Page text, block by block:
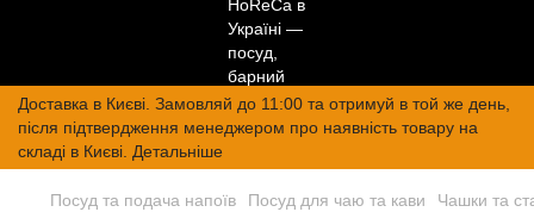
Доставка в Києві. Замовляй до 11:00 та отримуй в той же день,
після підтвердження менеджером про наявність товару на
складі в Києві. Детальніше
Посуд та подача напоїв Посуд для чаю та кави Чашки та